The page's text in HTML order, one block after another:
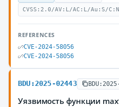
CVSS:2.0/AV:L/AC:L/Au:S/
REFERENCES
CVE-2024-58056
CVE-2024-58056
BDU:2025-02443
Уязвимость функции